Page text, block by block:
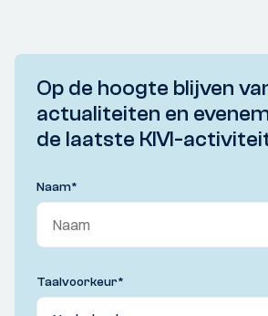
Op de hoogte blijven
actualiteiten en
de laatste KIVI-
Naam*
Taalvoorkeur*